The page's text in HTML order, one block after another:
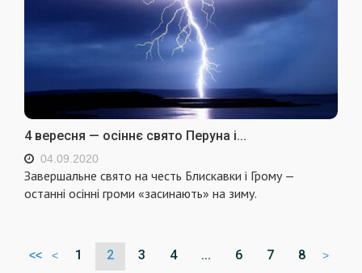
4 вересня — осіннє свято Перуна і...
04.09.2020
Завершальне свято на честь Блискавки i Грому —
останні осінні громи «засинають» на зиму.
<< < 1 2 3 4 ... 6 7 8
>